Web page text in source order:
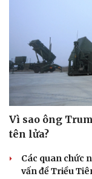
Vì sao ông
tên lửa?
Các quan chức
vấn đề Triều